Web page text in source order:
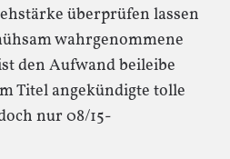
überprüfen lassen
wahrgenommene
den Aufwand beileibe
Titel angekündigte tolle
nur 08/15-